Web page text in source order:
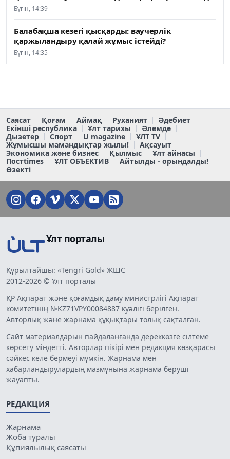
Бүгін, 14:39
Балабақша кезегі қысқарды: ваучерлік
қаржыландыру қалай жұмыс істейді?
Бүгін, 14:35
Саясат Қоғам Аймақ Руханият
Әдебиет
Екінші республика
Ұлт тарихы
Әлемде
Дызетер
Спорт U magazine
ҰЛТ TV
Жұмысшы мамандықтар жылы!
Ақсауыт
Экономика және бизнес
Қылмыс
Ұлт айнасы
Постtimes
ҰЛТ ОБЪЕКТИВ
Айтылды - орындалды!
Өзекті
Ұлт порталы
Құрылтайшы: «Tengri Gold» ЖШС
2012-2026 © Ұлт порталы
ҚР Ақпарат және қоғамдық даму министрлігі Ақпарат
комитетінің №KZ71VPY00084887 куәлігі берілген.
Авторлық және жарнама құқықтары толық сақталған.
Сайт материалдарын пайдаланғанда дереккөзге сілтеме
көрсету міндетті. Авторлар пікірі мен редакция көзқарасы
сәйкес келе бермеуі мүмкін. Жарнама мен
хабарландырулардың мазмұнына жарнама беруші
жауапты.
РЕДАКЦИЯ
Жарнама
Жоба туралы
Құпиялылық саясаты